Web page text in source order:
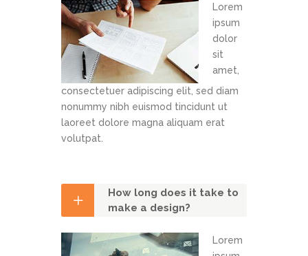
Lorem
ipsum
dolor
sit
amet,
consectetuer adipiscing elit, sed diam
nonummy nibh euismod tincidunt ut
laoreet dolore magna aliquam erat
volutpat.
How long does it take to
make a design?
Lorem